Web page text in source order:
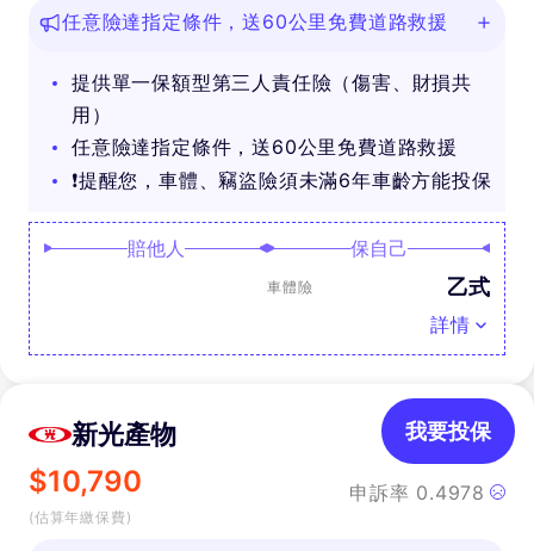
任意險達指定條件，送60公里免費道路救援
提供單一保額型第三人責任險（傷害、財損共
用）
任意險達指定條件，送60公里免費道路救援
❗提醒您，車體、竊盜險須未滿6年車齡方能投保
賠他人 保自己
車體險 乙式
詳情
新光產物
$10,790
(估算年繳保費)
申訴率 0.4978
我要投保